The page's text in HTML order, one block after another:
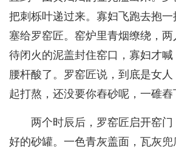
把刺栎叶递过来。寡妇飞跑去抱
塞给罗窑匠。窑炉里青烟缭绕，两
待闭火的泥盖封住窑口，寡妇才喊
腰杆酸了。罗窑匠说，到底是女
起打熬，还没要你舂砂呢，一碓舂
两个时辰后，罗窑匠启开窑
好的砂罐。一色青灰盖面，瓦灰兜